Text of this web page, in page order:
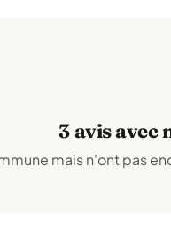
3 avis avec
mais n'ont pas